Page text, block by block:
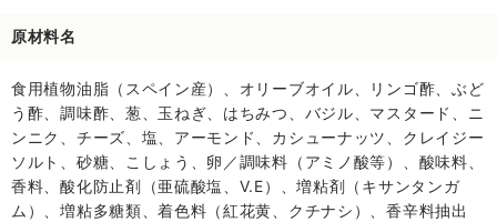
原材料名
食用植物油脂（スペイン産）、オリーブオイル、リンゴ酢、ぶど
う酢、調味酢、葱、玉ねぎ、はちみつ、バジル、マスタード、ニ
ンニク、チーズ、塩、アーモンド、カシューナッツ、クレイジー
ソルト、砂糖、こしょう、卵／調味料（アミノ酸等）、酸味料、
香料、酸化防止剤（亜硫酸塩、V.E）、増粘剤（キサンタンガ
ム）、増粘多糖類、着色料（紅花黄、クチナシ）、香辛料抽出